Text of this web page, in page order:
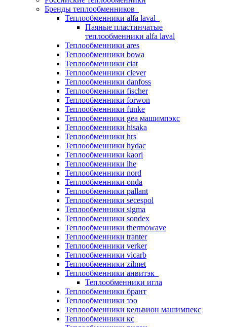
Бренды теплообменников
Теплообменники alfa laval
Паяные пластинчатые
теплообменники alfa laval
Теплообменники ares
Теплообменники bowa
Теплообменники ciat
Теплообменники clever
Теплообменники danfoss
Теплообменники fischer
Теплообменники forwon
Теплообменники funke
Теплообменники gea машимпэкс
Теплообменники hisaka
Теплообменники hrs
Теплообменники hydac
Теплообменники kaori
Теплообменники lhe
Теплообменники nord
Теплообменники onda
Теплообменники pallant
Теплообменники secespol
Теплообменники sigma
Теплообменники sondex
Теплообменники thermowave
Теплообменники tranter
Теплообменники verker
Теплообменники vicarb
Теплообменники zilmet
Теплообменники анвитэк
Теплообменники игла
Теплообменники брант
Теплообменники зэо
Теплообменники кельвион машимпекс
Теплообменники кс